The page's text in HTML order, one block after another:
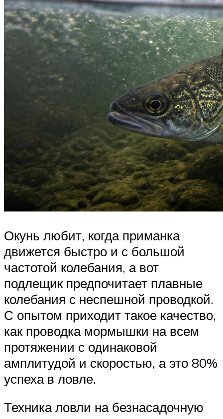
Окунь любит, когда приманка
движется быстро и с большой
частотой колебания, а вот
подлещик предпочитает плавные
колебания с неспешной проводкой.
С опытом приходит такое качество,
как проводка мормышки на всем
протяжении с одинаковой
амплитудой и скоростью, а это 80%
успеха в ловле.
Техника ловли на безнасадочную